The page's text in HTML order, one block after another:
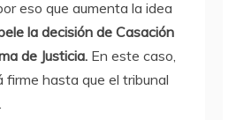
eso que aumenta la idea
la decisión de Casación
de Justicia. En este caso,
firme hasta que el tribunal